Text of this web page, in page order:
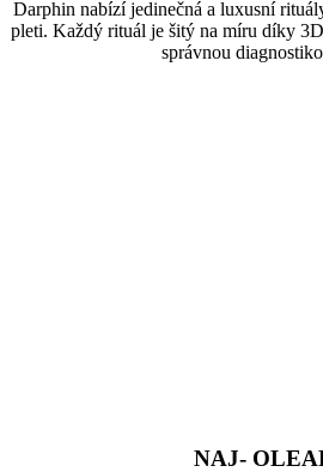
Darphin nabízí jedinečná a luxusní
pleti. Každý rituál je šitý na míru díky
správnou
NAJ-